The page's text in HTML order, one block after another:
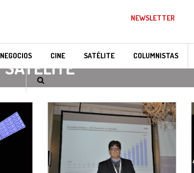
NEWSLETTER
NEGOCIOS CINE SATÉLITE COLUMNISTAS
SATÉLITE